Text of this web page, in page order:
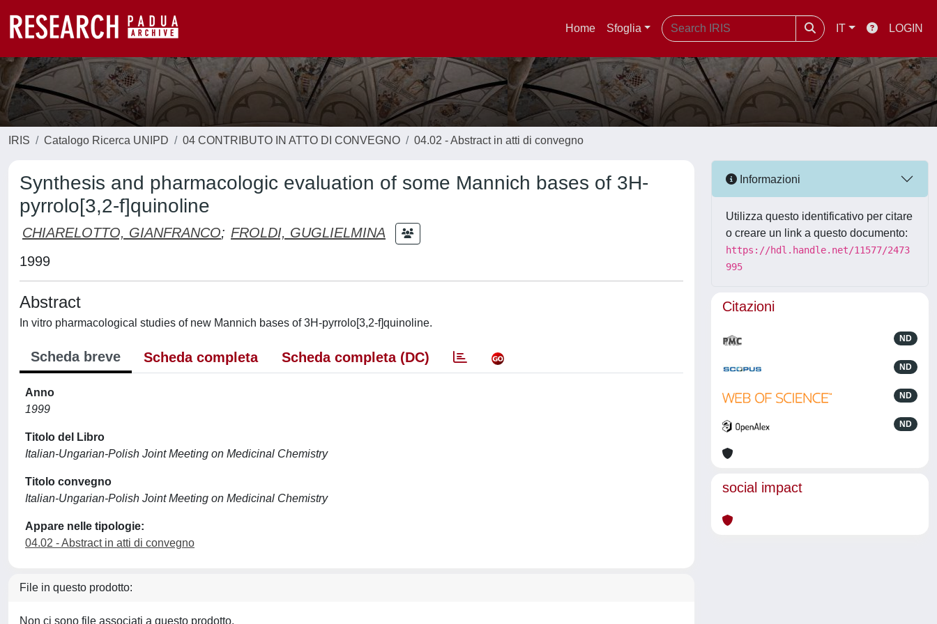
Home Sfoglia IT LOGIN
IRIS Catalogo Ricerca UNIPD 04 CONTRIBUTO IN ATTO DI CONVEGNO 04.02 - Abstract in atti di convegno
Synthesis and pharmacologic evaluation of some Mannich bases of 3H-
pyrrolo[3,2-f]quinoline
CHIARELOTTO, GIANFRANCO; FROLDI, GUGLIELMINA
1999
Abstract
In vitro pharmacological studies of new Mannich bases of 3H-pyrrolo[3,2-f]quinoline.
Scheda breve Scheda completa Scheda completa (DC)
Anno
1999
Titolo del Libro
Italian-Ungarian-Polish Joint Meeting on Medicinal Chemistry
Titolo convegno
Italian-Ungarian-Polish Joint Meeting on Medicinal Chemistry
Appare nelle tipologie:
04.02 - Abstract in atti di convegno
File in questo prodotto:
Non ci sono file associati a questo prodotto.
Informazioni
Utilizza questo identificativo per citare
o creare un link a questo documento:
https://hdl.handle.net/11577/2473
995
Citazioni
ND
ND
ND
ND
social impact